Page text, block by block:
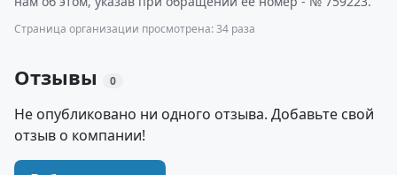
Страница организации просмотрена: 34 раза
Отзывы 0
Не опубликовано ни одного отзыва. Добавьте свой
отзыв о компании!